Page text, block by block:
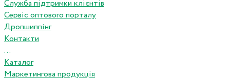
Служба підтримки клієнтів
Сервіс оптового порталу
Дропшиппінг
Контакти
...
Каталог
Маркетингова продукція